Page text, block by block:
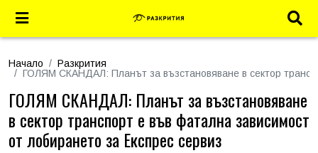
Начало
Разкрития
ГОЛЯМ СКАНДАЛ: Планът за възстановяване в сектор
ГОЛЯМ СКАНДАЛ: Планът за възстановяване
в сектор транспорт е във фатална зависимост
от лобирането за Експрес сервиз